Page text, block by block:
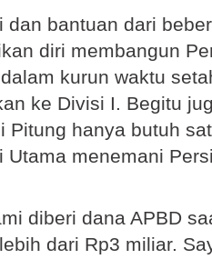
dan bantuan dari
diri membangun
kurun waktu
ke Divisi I. Begitu
Pitung hanya butuh
Utama menemani
diberi dana APBD
dari Rp3 miliar.